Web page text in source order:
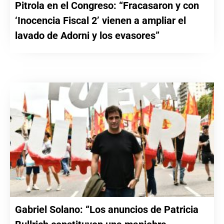
Pitrola en el Congreso: “Fracasaron y con
‘Inocencia Fiscal 2’ vienen a ampliar el
lavado de Adorni y los evasores”
Gabriel Solano: “Los anuncios de Patricia